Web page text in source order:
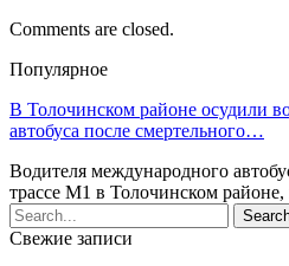
Comments are closed.
Популярное
В Толочинском районе осудили
автобуса после смертельного…
Водителя международного
трассе М1 в Толочинском
Свежие записи